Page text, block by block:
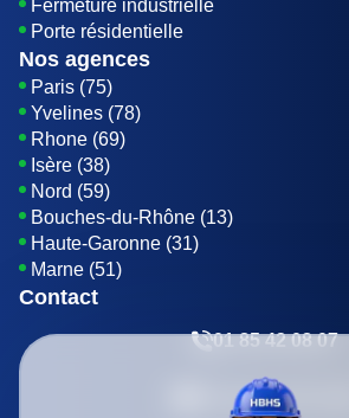
Fermeture industrielle
Porte résidentielle
Nos agences
Paris (75)
Yvelines (78)
Rhone (69)
Isère (38)
Nord (59)
Bouches-du-Rhône (13)
Haute-Garonne (31)
Marne (51)
Contact
01 85 42 08 07
Envoyer un E-mail